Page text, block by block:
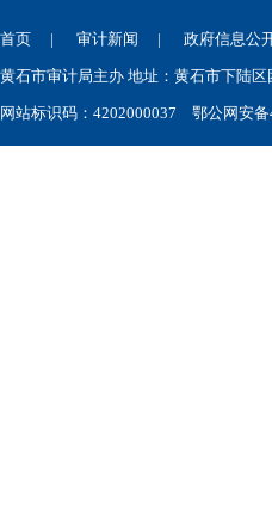
首页 | 审计新闻 | 政府信息公
黄石市审计局主办 地址：黄石市下陆
网站标识码：4202000037 鄂公网安备